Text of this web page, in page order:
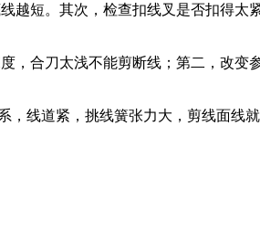
越短。其次，检查扣线叉是否扣得
合刀太浅不能剪断线；第二，改变
线道紧，挑线簧张力大，剪线面线